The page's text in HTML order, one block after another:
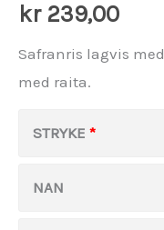
kr239,00
Safranris lagvis
med raita.
STRYKE
NAN